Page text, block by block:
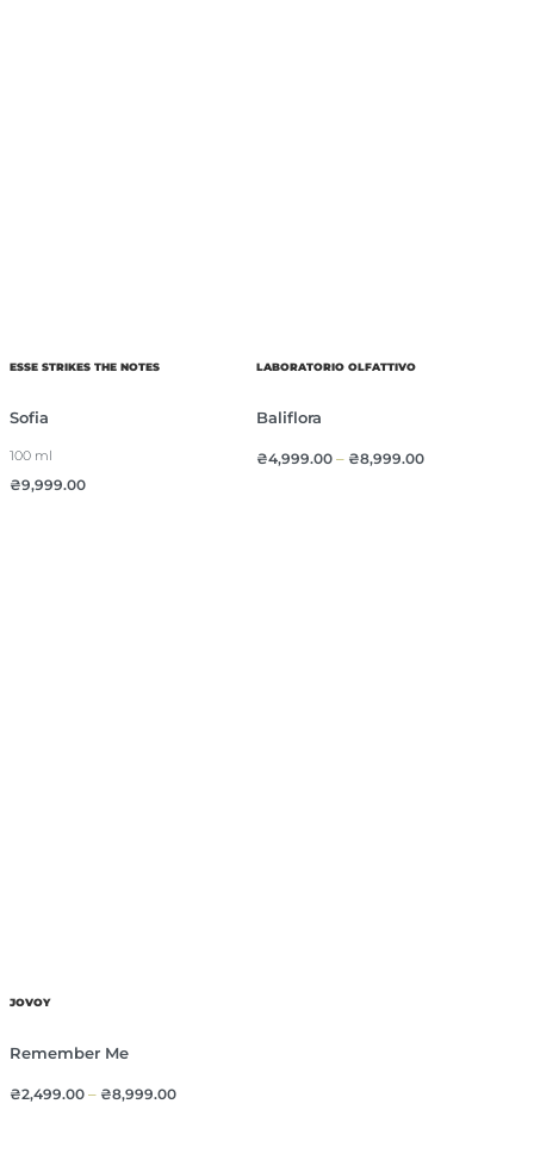
ESSE STRIKES THE NOTES
Sofia
100 ml
₴9,999.00
LABORATORIO OLFATTIVO
Baliflora
₴4,999.00 – ₴8,999.00
JOVOY
Remember Me
₴2,499.00– ₴8,999.00